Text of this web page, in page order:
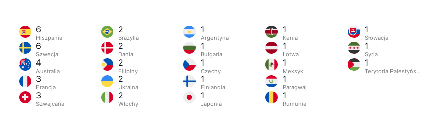
6
Hiszpania
6
Szwecja
4
Australia
3
Francja
3
Szwajcaria
2
Brazylia
2
Dania
2
Filipiny
2
Ukraina
2
Włochy
1
Argentyna
1
Bułgaria
1
Czechy
1
Finlandia
1
Japonia
1
Kenia
1
Łotwa
1
Meksyk
1
Paragwaj
1
Rumunia
1
Słowacja
1
Syria
1
Terytoria Palestyńskie